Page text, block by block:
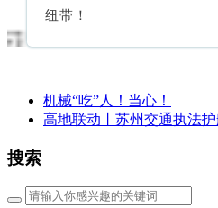
纽带！
机械“吃”人！当心！
高地联动丨苏州交通执法
搜索